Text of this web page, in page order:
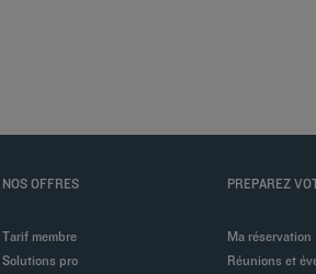
NOS OFFRES
Tarif membre
Solutions pro
PREPAREZ
Ma réservation
Réunions et